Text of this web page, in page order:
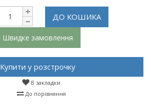
ДО КОШИКА
Швидке замовлення
Купити у розстрочку
В закладки
До порівняння